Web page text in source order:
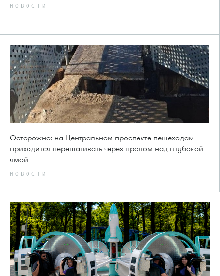
НОВОСТИ
Осторожно: на Центральном проспекте пешеходам
приходится перешагивать через пролом над глубокой
ямой
НОВОСТИ